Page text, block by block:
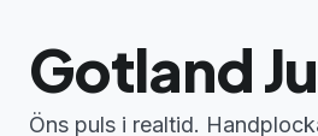
Gotland
Öns puls i realtid.